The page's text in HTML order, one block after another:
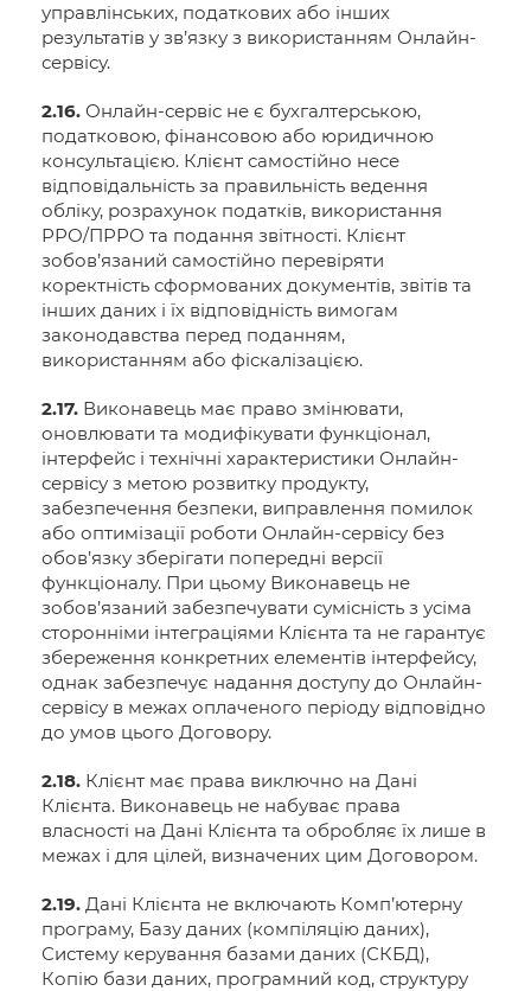
управлінських, податкових або інших
результатів у зв’язку з використанням Онлайн-
сервісу.
2.16. Онлайн-сервіс не є бухгалтерською,
податковою, фінансовою або юридичною
консультацією. Клієнт самостійно несе
відповідальність за правильність ведення
обліку, розрахунок податків, використання
РРО/ПРРО та подання звітності. Клієнт
зобов’язаний самостійно перевіряти
коректність сформованих документів, звітів та
інших даних і їх відповідність вимогам
законодавства перед поданням,
використанням або фіскалізацією.
2.17. Виконавець має право змінювати,
оновлювати та модифікувати функціонал,
інтерфейс і технічні характеристики Онлайн-
сервісу з метою розвитку продукту,
забезпечення безпеки, виправлення помилок
або оптимізації роботи Онлайн-сервісу без
обов’язку зберігати попередні версії
функціоналу. При цьому Виконавець не
зобов’язаний забезпечувати сумісність з усіма
сторонніми інтеграціями Клієнта та не гарантує
збереження конкретних елементів інтерфейсу,
однак забезпечує надання доступу до Онлайн-
сервісу в межах оплаченого періоду відповідно
до умов цього Договору.
2.18. Клієнт має права виключно на Дані
Клієнта. Виконавець не набуває права
власності на Дані Клієнта та обробляє їх лише в
межах і для цілей, визначених цим Договором.
2.19. Дані Клієнта не включають Комп’ютерну
програму, Базу даних (компіляцію даних),
Систему керування базами даних (СКБД),
Копію бази даних, програмний код, структуру